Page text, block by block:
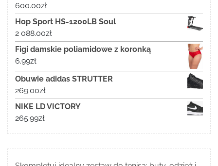
600.00zł
Hop Sport HS-1200LB Soul
2 088.00zł
Figi damskie poliamidowe z koronką
6.99zł
Obuwie adidas STRUTTER
269.00zł
NIKE LD VICTORY
265.99zł